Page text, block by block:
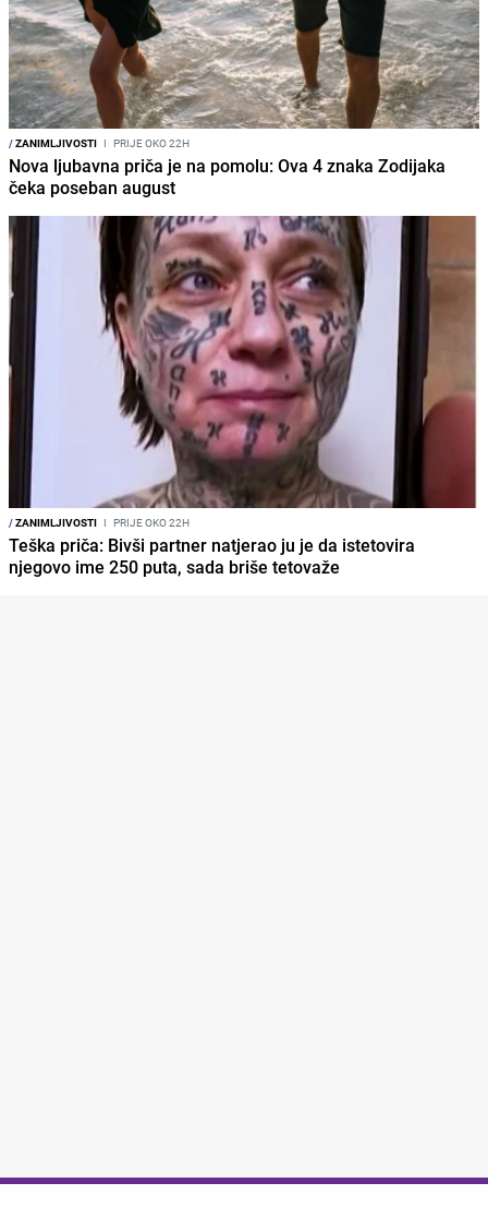
/ZANIMLJIVOSTI I PRIJE OKO 22H
Nova ljubavna priča je na pomolu: Ova 4 znaka Zodijaka
čeka poseban august
/ZANIMLJIVOSTI I PRIJE OKO 22H
Teška priča: Bivši partner natjerao ju je da istetovira
njegovo ime 250 puta, sada briše tetovaže